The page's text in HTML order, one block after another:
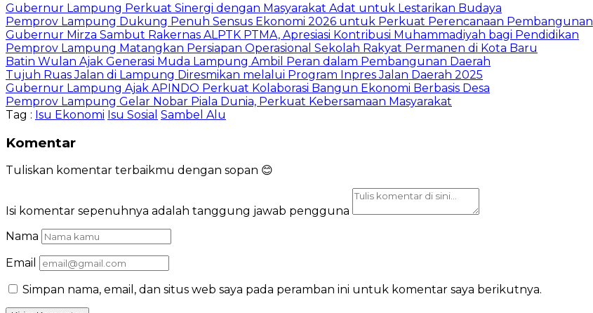
Gubernur Lampung Perkuat Sinergi dengan Masyarakat Adat untuk Lestarikan Budaya
Pemprov Lampung Dukung Penuh Sensus Ekonomi 2026 untuk Perkuat Perencanaan Pembangunan
Gubernur Mirza Sambut Rakernas ALPTK PTMA, Apresiasi Kontribusi Muhammadiyah bagi Pendidikan
Pemprov Lampung Matangkan Persiapan Operasional Sekolah Rakyat Permanen di Kota Baru
Batin Wulan Ajak Generasi Muda Lampung Ambil Peran dalam Pembangunan Daerah
Tujuh Ruas Jalan di Lampung Diresmikan melalui Program Inpres Jalan Daerah 2025
Gubernur Lampung Ajak APINDO Perkuat Kolaborasi Bangun Ekonomi Berbasis Desa
Pemprov Lampung Gelar Nobar Piala Dunia, Perkuat Kebersamaan Masyarakat
Tag : Isu Ekonomi Isu Sosial Sambel Alu
Komentar
Tuliskan komentar terbaikmu dengan sopan 😊
Isi komentar sepenuhnya adalah tanggung jawab pengguna
Nama
Email
Simpan nama, email, dan situs web saya pada peramban ini untuk komentar saya berikutnya.